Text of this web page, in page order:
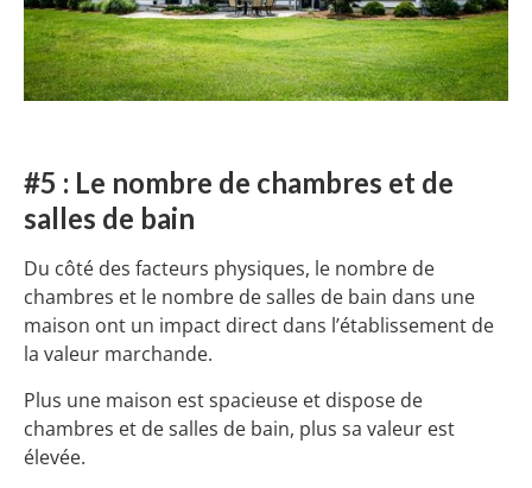
#5 : Le nombre de chambres et de
salles de bain
Du côté des facteurs physiques, le nombre de
chambres et le nombre de salles de bain dans une
maison ont un impact direct dans l’établissement de
la valeur marchande.
Plus une maison est spacieuse et dispose de
chambres et de salles de bain, plus sa valeur est
élevée.